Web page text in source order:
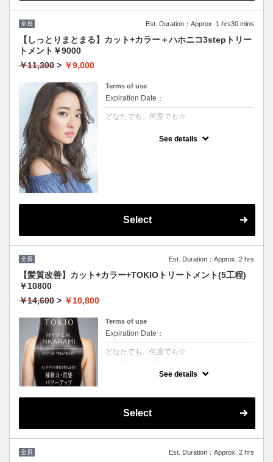
全員 Est. Duration：Approx. 1 hrs30 mins
【しっとりまとまる】カット+カラー＋ハホニコ3stepトリー
トメント￥9000
￥11,300 > ￥9,000
Terms of use
Expiration Date：
どなたでも、何度でも☆
See details
Select
全員 Est. Duration：Approx. 2 hrs
【髪質改善】カット+カラー+TOKIOトリートメント(5工程)
￥10800
￥14,600 > ￥10,800
Terms of use
Expiration Date：
どなたでも、何度でも☆
ちます。本質的な「髪質ケア」で大人気！超
深くに浸透して定着
See details
Select
全員 Est. Duration：Approx. 2 hrs